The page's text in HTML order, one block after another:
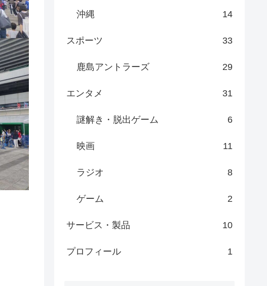
沖縄 14
スポーツ 33
鹿島アントラーズ 29
エンタメ 31
謎解き・脱出ゲーム 6
映画 11
ラジオ 8
ゲーム 2
サービス・製品 10
プロフィール 1